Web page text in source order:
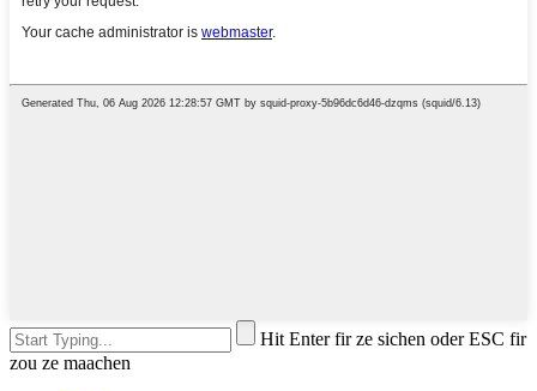
Hit Enter fir ze sichen oder ESC fir
zou ze maachen